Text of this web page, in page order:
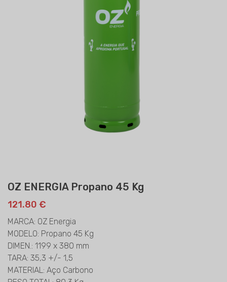
OZ ENERGIA Propano 45 Kg
121.80 €
MARCA: OZ Energia
MODELO: Propano 45 Kg
DIMEN.: 1199 x 380 mm
TARA: 35,3 +/- 1,5
MATERIAL: Aço Carbono